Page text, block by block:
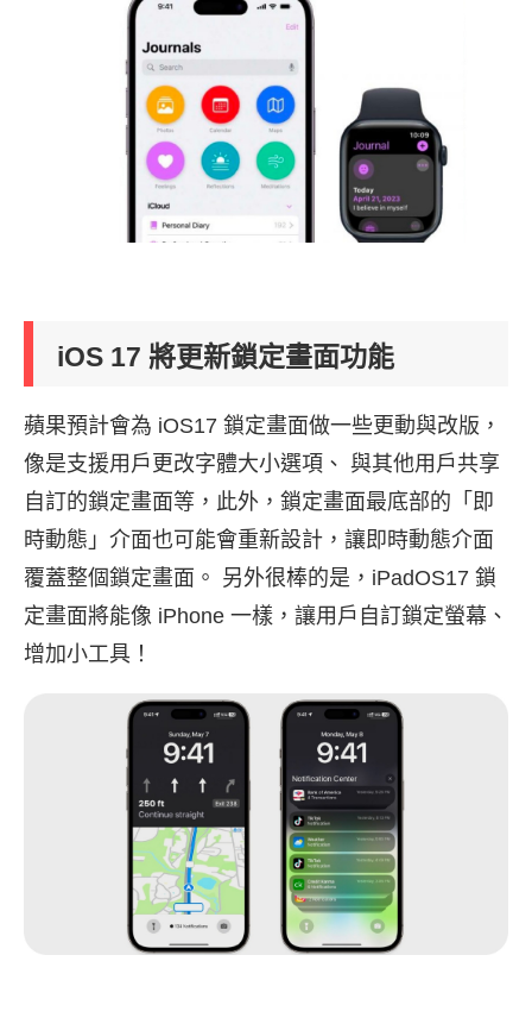
iOS 17 將更新鎖定畫面功能
蘋果預計會為 iOS17 鎖定畫面做一些更動與改版，
像是支援用戶更改字體大小選項、 與其他用戶共享
自訂的鎖定畫面等，此外，鎖定畫面最底部的「即
時動態」介面也可能會重新設計，讓即時動態介面
覆蓋整個鎖定畫面。 另外很棒的是，iPadOS17 鎖
定畫面將能像 iPhone 一樣，讓用戶自訂鎖定螢幕、
增加小工具！